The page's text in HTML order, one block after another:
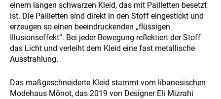
einem langen schwarzen Kleid, das mit Pailletten besetzt
ist. Die Pailletten sind direkt in den Stoff eingestickt und
erzeugen so einen beeindruckenden „flüssigen
Illusionseffekt“. Bei jeder Bewegung reflektiert der Stoff
das Licht und verleiht dem Kleid eine fast metallische
Ausstrahlung.
Das maßgeschneiderte Kleid stammt vom libanesischen
Modehaus Mônot, das 2019 von Designer Eli Mizrahi